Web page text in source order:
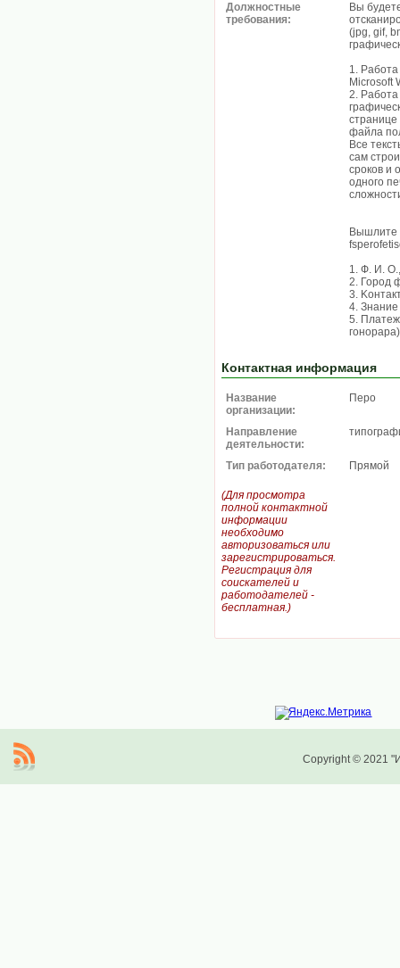
Должностные
требования:
Вы
(jpg, gif,
1.
Microsoft
2.
странице
файла
Все
caм
cpoкoв и
одного
Вышлите
1. Ф. И.
2. Город
3.
4.
5.
Контактная информация
Название
организации:
Перо
Направление
деятельности:
Тип работодателя: Прямой
(Для просмотра
полной контактной
информации
необходимо
авторизоваться или
зарегистрироваться.
Регистрация для
соискателей и
работодателей -
бесплатная.)
Copyright © 2021